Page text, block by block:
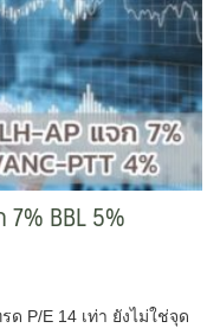
7% BBL 5%
ด P/E 14 เท่า ยังไม่ใช่จุด